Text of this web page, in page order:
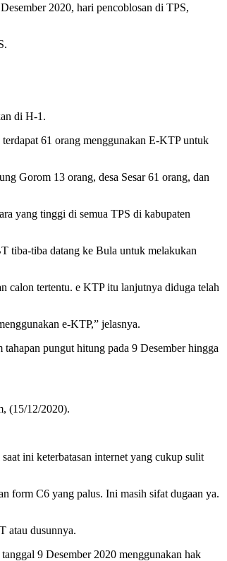
2020, hari pencoblosan di TPS,
di H-1.
61 orang menggunakan E-KTP untuk
Gorom 13 orang, desa Sesar 61 orang, dan
yang tinggi di semua TPS di kabupaten
tiba-tiba datang ke Bula untuk melakukan
calon tertentu. e KTP itu lanjutnya diduga telah
e-KTP,” jelasnya.
pungut hitung pada 9 Desember hingga
(15/12/2020).
ini keterbatasan internet yang cukup sulit
form C6 yang palus. Ini masih sifat dugaan ya.
atau dusunnya.
9 Desember 2020 menggunakan hak